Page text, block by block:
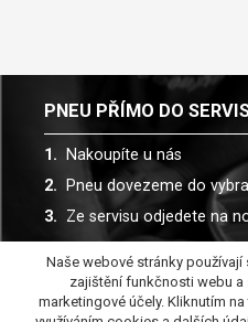
PNEU PŘÍMO DO
Nakoupíte u nás
Pneu dovezeme do
Ze servisu odjedete na
Spolupracujeme s více než
Naše webové stránky
zajištění funkčnosti webu a
marketingové účely. Kliknutím